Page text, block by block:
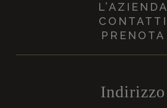
L’AZIENDA
CONTATTI
PRENOTA
Indirizzo